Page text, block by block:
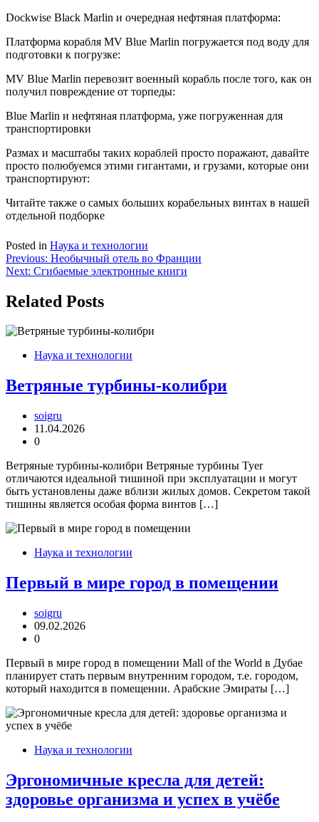
Dockwise Black Marlin и очередная нефтяная платформа:
Платформа корабля MV Blue Marlin погружается под воду для
подготовки к погрузке:
MV Blue Marlin перевозит военный корабль после того, как он
получил повреждение от торпеды:
Blue Marlin и нефтяная платформа, уже погруженная для
транспортировки
Размах и масштабы таких кораблей просто поражают, давайте
просто полюбуемся этими гигантами, и грузами, которые они
транспортируют:
Читайте также о самых больших корабельных винтах в нашей
отдельной подборке
Posted in Наука и технологии
Навигация
по
записям
Previous: Необычный отель во Франции
Next: Сгибаемые электронные книги
Related Posts
Наука и технологии
Ветряные турбины-колибри
soigru
11.04.2026
0
Ветряные турбины-колибри Ветряные турбины Tyer
отличаются идеальной тишиной при эксплуатации и могут
быть установлены даже вблизи жилых домов. Секретом такой
тишины является особая форма винтов […]
Наука и технологии
Первый в мире город в помещении
soigru
09.02.2026
0
Первый в мире город в помещении Mall of the World в Дубае
планирует стать первым внутренним городом, т.е. городом,
который находится в помещении. Арабские Эмираты […]
Наука и технологии
Эргономичные кресла для детей:
здоровье организма и успех в учёбе